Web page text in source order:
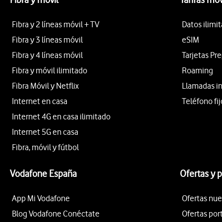
Fibra y 2 líneas móvil + TV
Fibra y 3 líneas móvil
Fibra y 4 líneas móvil
Fibra y móvil ilimitado
Fibra Móvil y Netflix
Internet en casa
Internet 4G en casa ilimitado
Internet 5G en casa
Fibra, móvil y fútbol
Datos
eSIM
Tarjetas
Roaming
Llamadas
Teléfono
Vodafone España
App Mi Vodafone
Blog Vodafone Conéctate
Ofertas y
Ofertas
Ofertas